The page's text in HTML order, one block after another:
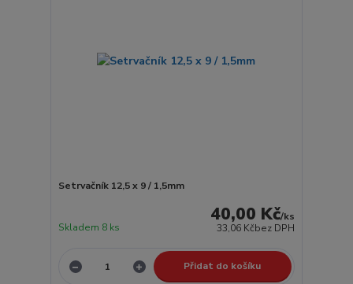
Setrvačník 12,5 x 9 / 1,5mm
40,00 Kč/ks
33,06 Kčbez DPH
Skladem 8 ks
Přidat do košíku